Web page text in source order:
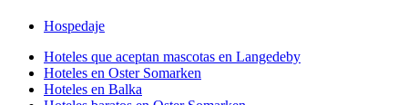
Hospedaje
Hoteles que aceptan mascotas en Langedeby
Hoteles en Oster Somarken
Hoteles en Balka